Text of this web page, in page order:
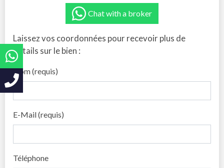
Chat with a broker
Laissez vos coordonnées pour recevoir plus de
détails sur le bien :
Nom (requis)
E-Mail (requis)
Téléphone